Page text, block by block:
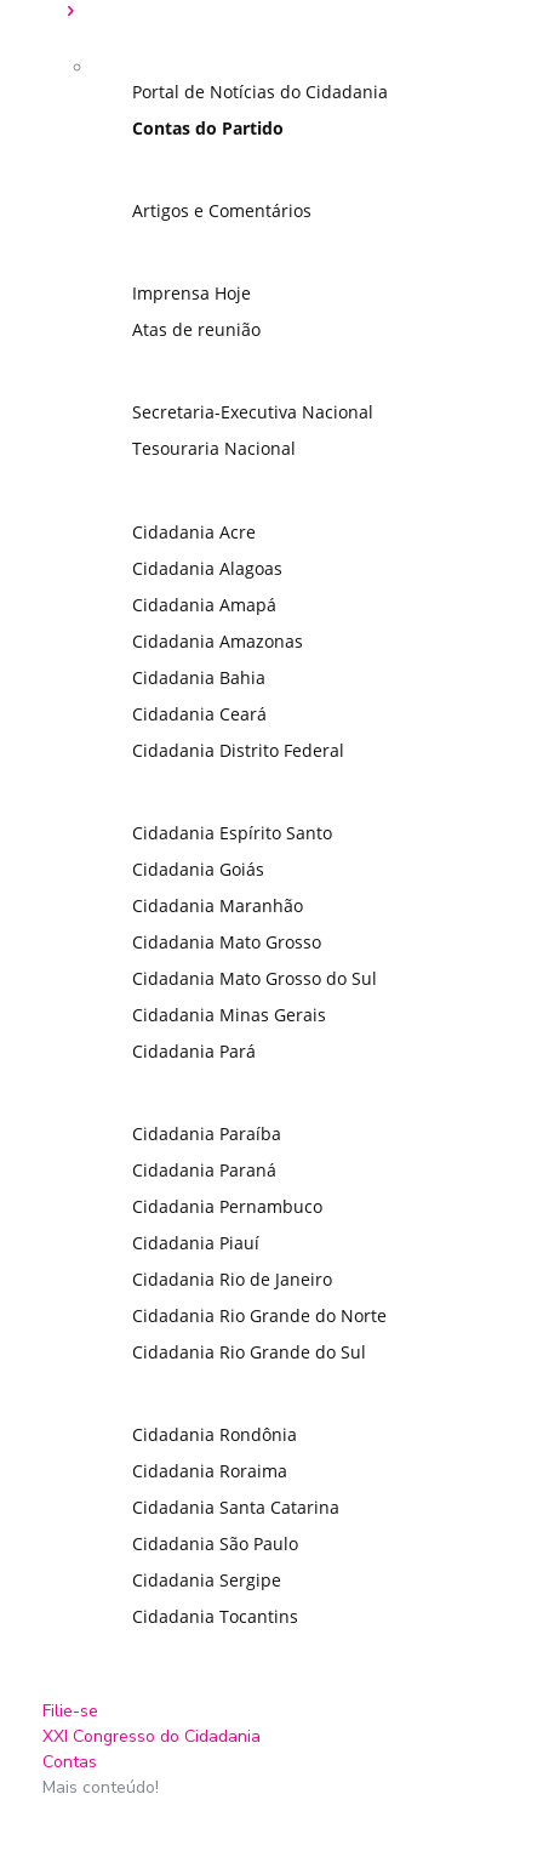
Portal de Notícias do Cidadania
Contas do Partido
Artigos e Comentários
Imprensa Hoje
Atas de reunião
Secretaria-Executiva Nacional
Tesouraria Nacional
Cidadania Acre
Cidadania Alagoas
Cidadania Amapá
Cidadania Amazonas
Cidadania Bahia
Cidadania Ceará
Cidadania Distrito Federal
Cidadania Espírito Santo
Cidadania Goiás
Cidadania Maranhão
Cidadania Mato Grosso
Cidadania Mato Grosso do Sul
Cidadania Minas Gerais
Cidadania Pará
Cidadania Paraíba
Cidadania Paraná
Cidadania Pernambuco
Cidadania Piauí
Cidadania Rio de Janeiro
Cidadania Rio Grande do Norte
Cidadania Rio Grande do Sul
Cidadania Rondônia
Cidadania Roraima
Cidadania Santa Catarina
Cidadania São Paulo
Cidadania Sergipe
Cidadania Tocantins
Filie-se
XXI Congresso do Cidadania
Contas
Mais conteúdo!